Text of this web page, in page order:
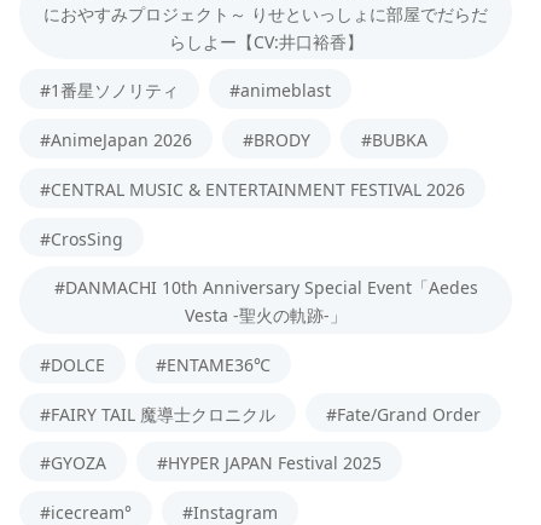
におやすみプロジェクト～ りせといっしょに部屋でだらだ
らしよー【CV:井口裕香】
#1番星ソノリティ #animeblast
#AnimeJapan 2026 #BRODY #BUBKA
#CENTRAL MUSIC & ENTERTAINMENT FESTIVAL 2026
#CrosSing
#DANMACHI 10th Anniversary Special Event「Aedes
Vesta -聖火の軌跡-」
#DOLCE #ENTAME36℃
#FAIRY TAIL 魔導士クロニクル #Fate/Grand Order
#GYOZA #HYPER JAPAN Festival 2025
#icecream° #Instagram